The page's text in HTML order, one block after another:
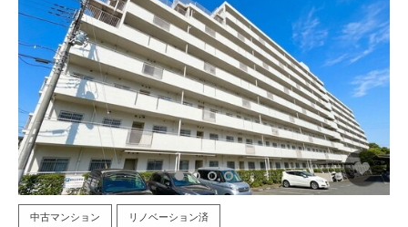
中古マンション リノベーション済